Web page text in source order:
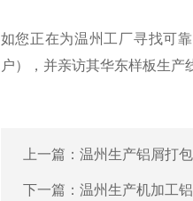
如您正在为温州工厂寻找可
户），并亲访其华东样板生产
上一篇： 温州生产铝屑打
下一篇： 温州生产机加工